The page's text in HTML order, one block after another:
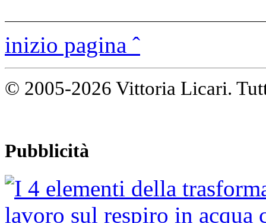
inizio pagina ˆ
© 2005-2026 Vittoria Licari.
Pubblicità